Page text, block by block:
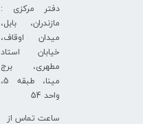
دفتر مرکزی :
مازندران، بابل،
میدان اوقاف،
خیابان استاد
مطهری، برج
مینا، طبقه 5،
واحد 54
ساعت تماس از